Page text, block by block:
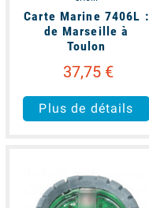
Carte Marine 7406L :
de Marseille à
Toulon
37,75 €
Plus de détails